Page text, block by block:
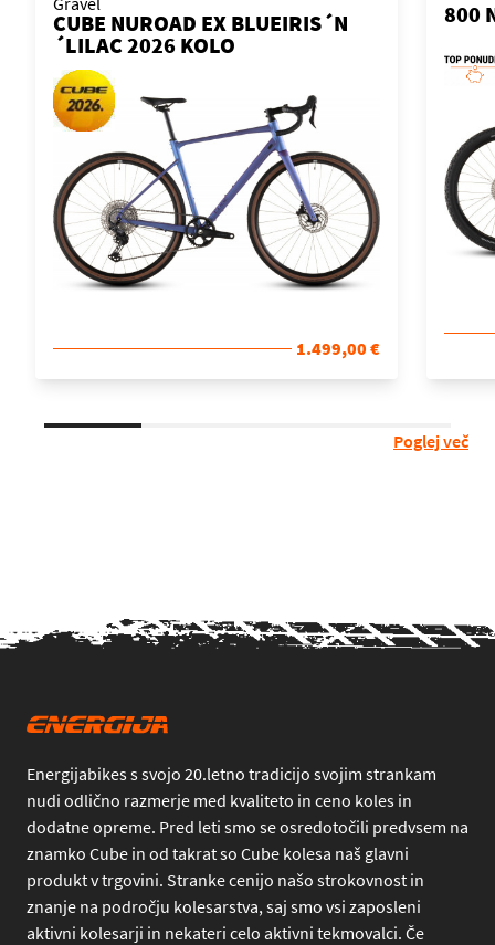
CUBE NUROAD EX BLUEIRIS´N
´LILAC 2026 KOLO
1.499,00 €
800
Poglej več
Energijabikes s svojo 20.letno tradicijo svojim strankam
nudi odlično razmerje med kvaliteto in ceno koles in
dodatne opreme. Pred leti smo se osredotočili predvsem na
znamko Cube in od takrat so Cube kolesa naš glavni
produkt v trgovini. Stranke cenijo našo strokovnost in
znanje na področju kolesarstva, saj smo vsi zaposleni
aktivni kolesarji in nekateri celo aktivni tekmovalci. Če